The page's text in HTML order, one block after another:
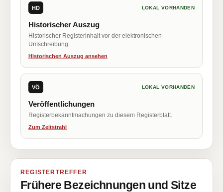
HD LOKAL VORHANDEN
Historischer Auszug
Historischer Registerinhalt vor der elektronischen
Umschreibung.
Historischen Auszug ansehen
VÖ LOKAL VORHANDEN
Veröffentlichungen
Registerbekanntmachungen zu diesem Registerblatt.
Zum Zeitstrahl
REGISTERTREFFER
Frühere Bezeichnungen und Sitze